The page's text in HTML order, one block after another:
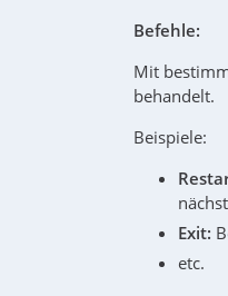
Befehle:
Mit
behandelt.
Beispiele:
Exit:
etc.